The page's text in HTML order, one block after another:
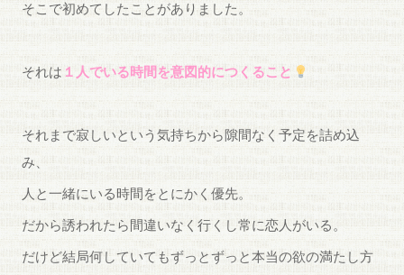
そこで初めてしたことがありました。
それは １人でいる時間を意図的につくること
それまで寂しいという気持ちから隙間なく予定を詰め込
み、
人と一緒にいる時間をとにかく優先。
だから誘われたら間違いなく行くし常に恋人がいる。
だけど結局何していてもずっとずっと本当の欲の満たし方